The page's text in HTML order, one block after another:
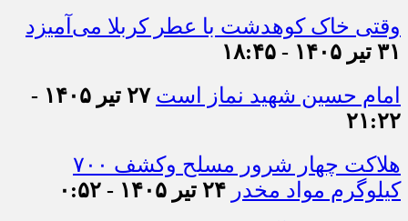
وقتی خاک کوهدشت با عطر کربلا می‌آمیزد
۳۱ تیر ۱۴۰۵ - ۱۸:۴۵
امام حسین شهید نماز است
۲۷ تیر ۱۴۰۵ -
۲۱:۲۲
هلاکت چهار شرور مسلح وکشف ۷۰۰
کیلوگرم مواد مخدر ۲۴ تیر ۱۴۰۵ - ۰:۵۲